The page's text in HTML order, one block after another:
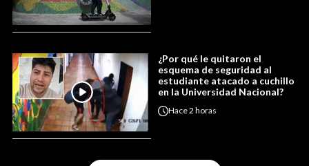
¿Por qué le quitaron el
esquema de seguridad al
estudiante atacado a cuchillo
en la Universidad Nacional?
Hace2 horas